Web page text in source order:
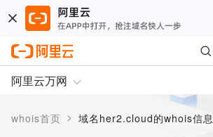
阿里云万网
whois首页 > 域名her2.cloud的whois信息